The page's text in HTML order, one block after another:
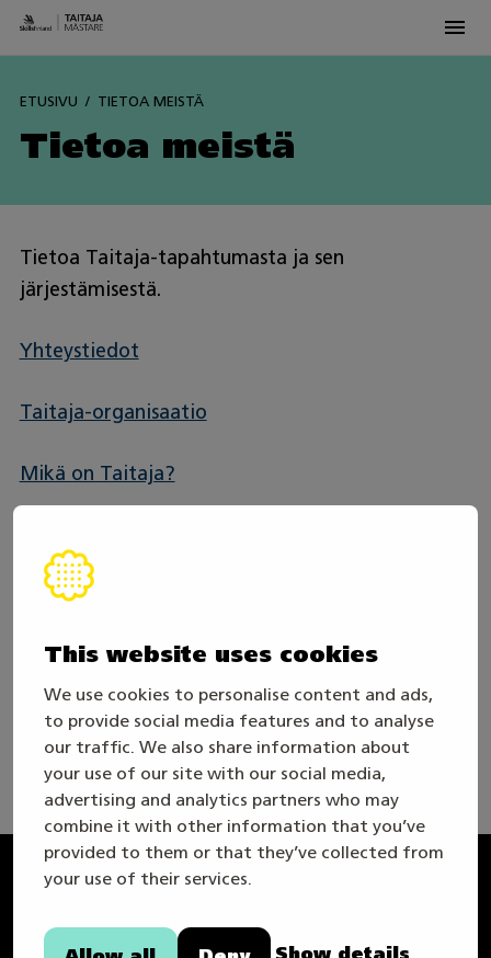
This website uses cookies
We use cookies to personalise content and ads,
to provide social media features and to analyse
our traffic. We also share information about
your use of our site with our social media,
advertising and analytics partners who may
combine it with other information that you’ve
provided to them or that they’ve collected from
your use of their services.
ETUSIVU TIETOA MEISTÄ
Tietoa meistä
Tietoa Taitaja-tapahtumasta ja sen
järjestämisestä.
Yhteystiedot
Taitaja-organisaatio
Mikä on Taitaja?
Vastuullisuusohjelma
Yhteistyössä
Taitaja